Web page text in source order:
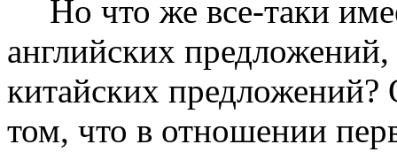
Но что же все-таки
английских
китайских предложений?
том, что в отношении